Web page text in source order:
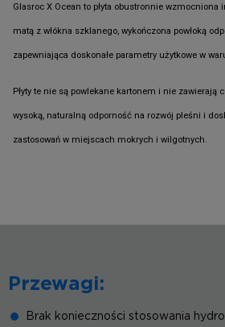
Glasroc X Ocean to płyta obustronnie wzmocniona
matą z włókna szklanego, wykończona powłoką
zapewniająca doskonałe parametry użytkowe w
Płyty te nie są powlekane kartonem i nie zawierają
wysoką, naturalną odporność na rozwój pleśni i
zastosowań w miejscach mokrych i wilgotnych.
Przewagi:
Brak konieczności stosowania